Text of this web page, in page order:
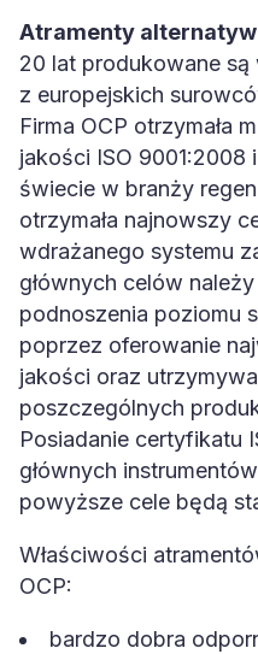
Atramenty
20 lat produkowane są
z europejskich
Firma OCP otrzymała
jakości ISO 9001:2008
świecie w branży
otrzymała najnowszy
wdrażanego systemu
głównych celów
podnoszenia poziomu
poprzez oferowanie
jakości oraz
poszczególnych
Posiadanie certyfikatu
głównych
powyższe cele będą
Właściwości
OCP:
bardzo dobra